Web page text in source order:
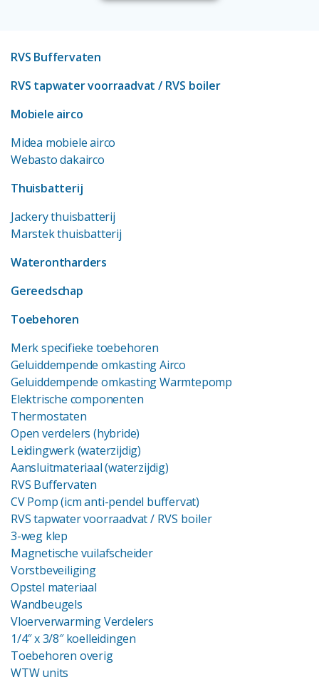
RVS Buffervaten
RVS tapwater voorraadvat / RVS boiler
Mobiele airco
Midea mobiele airco
Webasto dakairco
Thuisbatterij
Jackery thuisbatterij
Marstek thuisbatterij
Waterontharders
Gereedschap
Toebehoren
Merk specifieke toebehoren
Geluiddempende omkasting Airco
Geluiddempende omkasting Warmtepomp
Elektrische componenten
Thermostaten
Open verdelers (hybride)
Leidingwerk (waterzijdig)
Aansluitmateriaal (waterzijdig)
RVS Buffervaten
CV Pomp (icm anti-pendel buffervat)
RVS tapwater voorraadvat/ RVS boiler
3-weg klep
Magnetische vuilafscheider
Vorstbeveiliging
Opstel materiaal
Wandbeugels
Vloerverwarming Verdelers
1/4″ x 3/8″ koelleidingen
Toebehoren overig
WTW units